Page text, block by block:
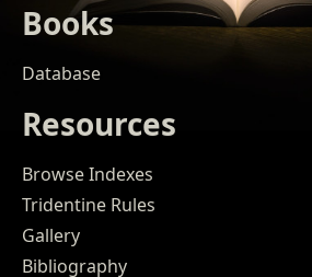
Books
Database
Resources
Browse Indexes
Tridentine Rules
Gallery
Bibliography